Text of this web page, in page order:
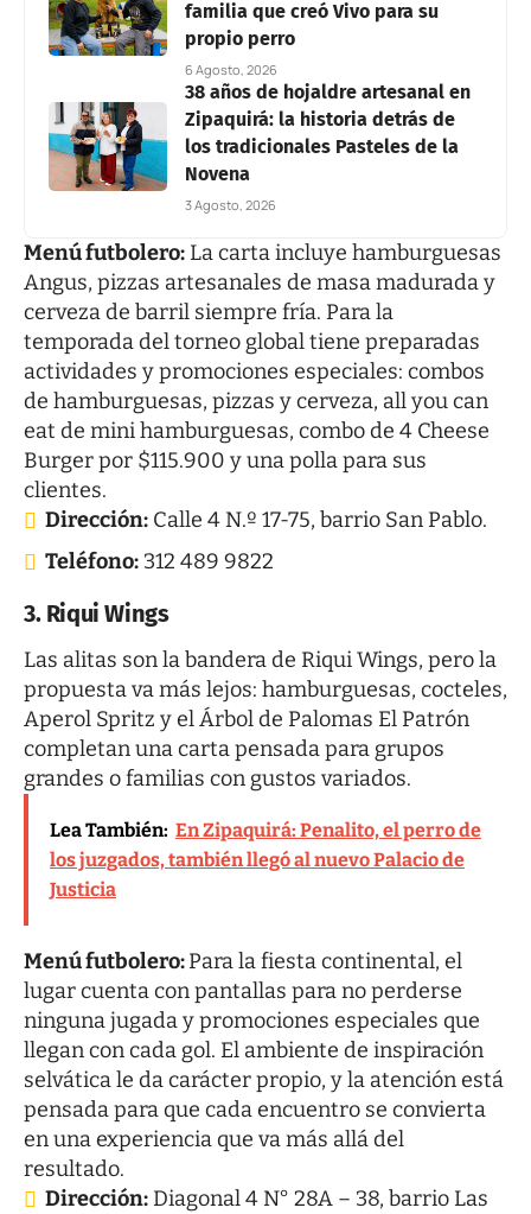
familia que creó Vivo para su
propio perro
6 Agosto, 2026
38 años de hojaldre artesanal en
Zipaquirá: la historia detrás de
los tradicionales Pasteles de la
Novena
3 Agosto, 2026
Menú futbolero: La carta incluye hamburguesas
Angus, pizzas artesanales de masa madurada y
cerveza de barril siempre fría. Para la
temporada del torneo global tiene preparadas
actividades y promociones especiales: combos
de hamburguesas, pizzas y cerveza, all you can
eat de mini hamburguesas, combo de 4 Cheese
Burger por $115.900 y una polla para sus
clientes.
Dirección: Calle 4 N.º 17-75, barrio San Pablo.
Teléfono: 312 489 9822
3. Riqui Wings
Las alitas son la bandera de Riqui Wings, pero la
propuesta va más lejos: hamburguesas, cocteles,
Aperol Spritz y el Árbol de Palomas El Patrón
completan una carta pensada para grupos
grandes o familias con gustos variados.
Lea También: En Zipaquirá: Penalito, el perro de
los juzgados, también llegó al nuevo Palacio de
Justicia
Menú futbolero:Para la fiesta continental, el
lugar cuenta con pantallas para no perderse
ninguna jugada y promociones especiales que
llegan con cada gol. El ambiente de inspiración
selvática le da carácter propio, y la atención está
pensada para que cada encuentro se convierta
en una experiencia que va más allá del
resultado.
Dirección: Diagonal 4 N° 28A – 38, barrio Las